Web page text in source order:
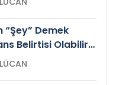
“Şey” Demek
Belirtisi Olabilir